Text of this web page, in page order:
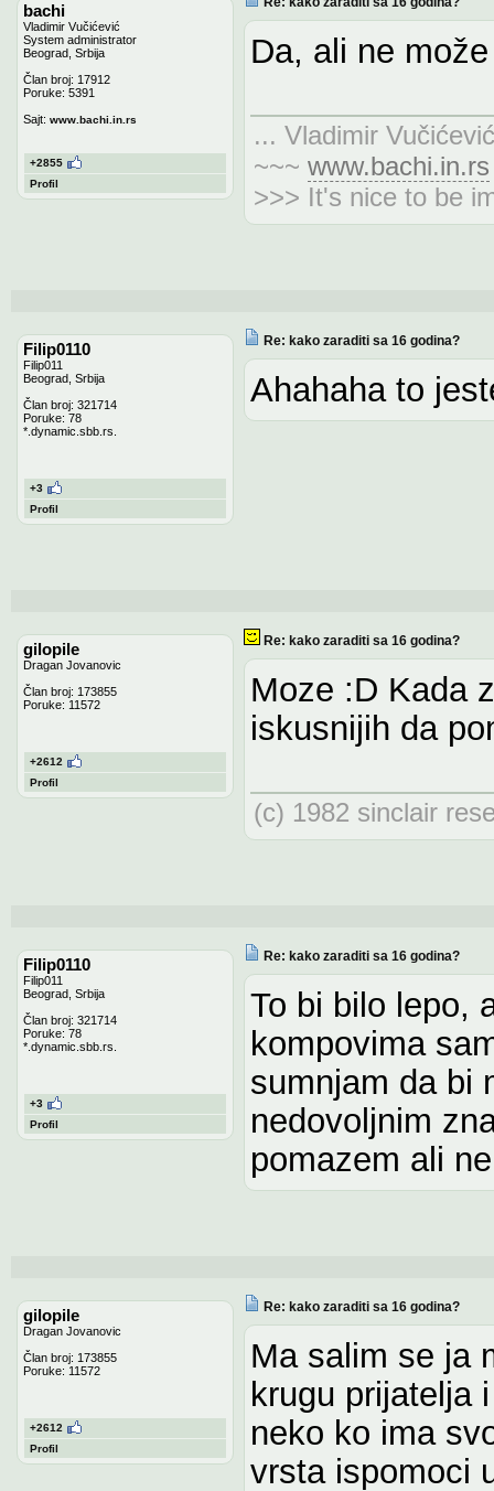
bachi
Vladimir Vučićević
System administrator
Beograd, Srbija
Član broj: 17912
Poruke: 5391
Sajt: www.bachi.in.rs
+2855
Profil
Da, ali ne
... Vladimir
~~~ www.bachi.in.rs
>>> It's nice to be
Filip0110
Filip011
Beograd, Srbija
Član broj: 321714
Poruke: 78
*.dynamic.sbb.rs.
+3
Profil
Re: kako zaraditi sa 16 godina?
Ahahaha to
gilopile
Dragan Jovanovic
Član broj: 173855
Poruke: 11572
+2612
Profil
Re: kako zaraditi sa 16 godina?
Moze :D Kada
iskusnijih da
(c) 1982 sinclair
Filip0110
Filip011
Beograd, Srbija
Član broj: 321714
Poruke: 78
*.dynamic.sbb.rs.
+3
Profil
Re: kako zaraditi sa 16 godina?
To bi bilo lepo,
kompovima
sumnjam da bi
nedovoljnim
pomazem ali
gilopile
Dragan Jovanovic
Član broj: 173855
Poruke: 11572
+2612
Profil
Re: kako zaraditi sa 16 godina?
Ma salim se ja
krugu prijatelja
neko ko ima
vrsta ispomoci